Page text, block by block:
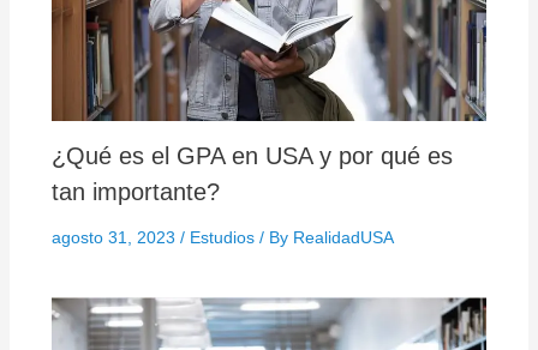
¿Qué es el GPA en USA y por qué es
tan importante?
agosto 31, 2023 / Estudios/ By RealidadUSA